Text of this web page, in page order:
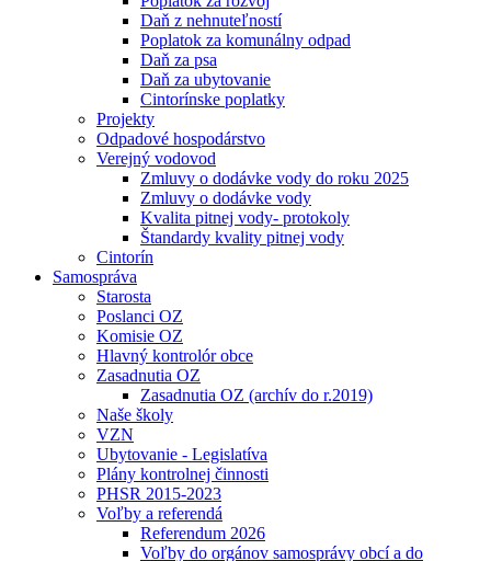
Daň z nehnuteľností
Poplatok za komunálny odpad
Daň za psa
Daň za ubytovanie
Cintorínske poplatky
Projekty
Odpadové hospodárstvo
Verejný vodovod
Zmluvy o dodávke vody do roku 2025
Zmluvy o dodávke vody
Kvalita pitnej vody- protokoly
Štandardy kvality pitnej vody
Cintorín
Samospráva
Starosta
Poslanci OZ
Komisie OZ
Hlavný kontrolór obce
Zasadnutia OZ
Zasadnutia OZ (archív do r.2019)
Naše školy
VZN
Ubytovanie - Legislatíva
Plány kontrolnej činnosti
PHSR 2015-2023
Voľby a referendá
Referendum 2026
Voľby do orgánov samosprávy obcí a do